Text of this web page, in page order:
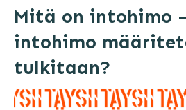
Mitä on intohimo
intohimo
tulkitaan?